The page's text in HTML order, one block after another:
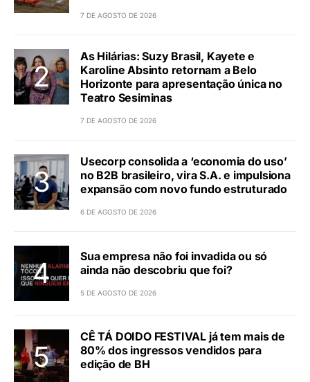
7 DE AGOSTO DE 2026
As Hilárias: Suzy Brasil, Kayete e
Karoline Absinto retornam a Belo
Horizonte para apresentação única no
Teatro Sesiminas
7 DE AGOSTO DE 2026
Usecorp consolida a ‘economia do uso’
no B2B brasileiro, vira S.A. e impulsiona
expansão com novo fundo estruturado
6 DE AGOSTO DE 2026
Sua empresa não foi invadida ou só
ainda não descobriu que foi?
5 DE AGOSTO DE 2026
CÊ TÁ DOIDO FESTIVAL já tem mais de
80% dos ingressos vendidos para
edição de BH